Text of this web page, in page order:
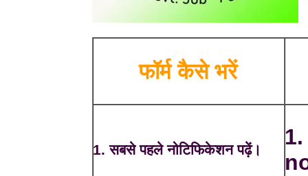
फॉर्म कैसे भरें
1. सबसे पहले नोटिफिकेशन पढ़ें।